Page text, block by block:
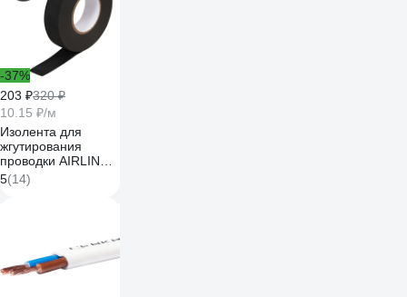
-37%
203 ₽320 ₽
10.15 ₽/м
Изолента для
жгутирования
проводки AIRLINE
19 мм, 20 м,
термостойкая, на
5(14)